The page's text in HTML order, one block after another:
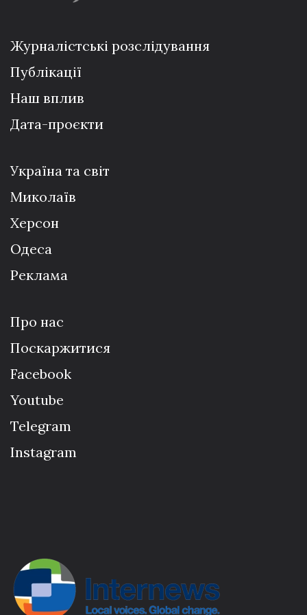
Журналістські розслідування
Публікації
Наш вплив
Дата-проєкти
Україна та світ
Миколаїв
Херсон
Одеса
Реклама
Про нас
Поскаржитися
Facebook
Youtube
Telegram
Instagram